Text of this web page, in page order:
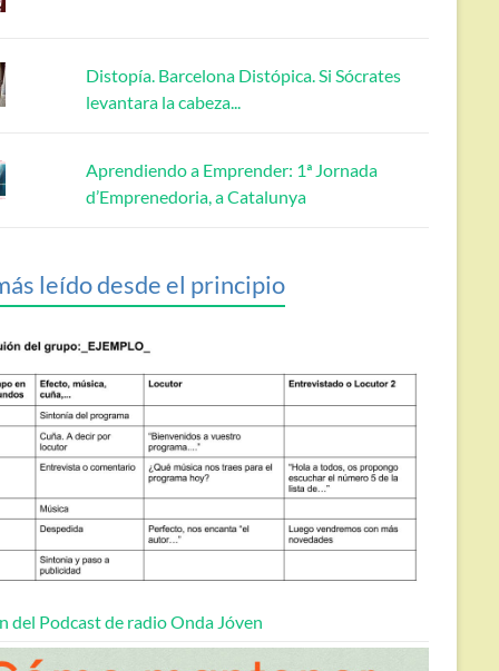
Distopía. Barcelona Distópica. Si Sócrates
levantara la cabeza...
Aprendiendo a Emprender: 1ª Jornada
d’Emprenedoria, a Catalunya
leído desde el principio
del Podcast de radio Onda Jóven